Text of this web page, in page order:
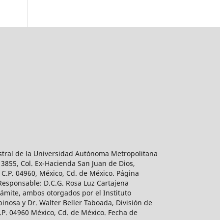
de la Universidad Autónoma Metropolitana
Col. Ex-Hacienda San Juan de Dios,
04960, México, Cd. de México. Página
D.C.G. Rosa Luz Cartajena
ambos otorgados por el Instituto
y Dr. Walter Beller Taboada, División de
04960 México, Cd. de México. Fecha de